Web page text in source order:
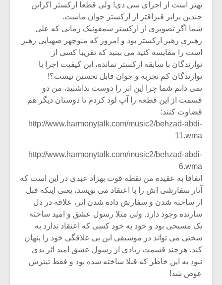
بهتر است از اجرای سی دی! ولی قطعا ارکستر اکراین
چندین برابر قبراقتر از ارکستر جوان ماست.
شما اگر تصویری از ارکستر سمفونیک زمانی که علی
رهبری رهبر ارکستر بود و امروز که منوچهر صهبایی رهبر
است را مقایسه کنید می بینید که تقریبا کسی از
نوازندگان با سابقه ارکستر نمانده، این کیفیت اجرا با
نوازندگان کم تجربه و جوان قابل تحسین نیست؟!
نمی دانم شما چرا این اثر را دوست نداشتید، من دو
قسمت از این قطعه را آپ لود کردم تا دوستان دیگر هم
قضاوت کنند:
http://www.harmonytalk.com/music2/behzad-abdi-
11.wma
http://www.harmonytalk.com/music2/behzad-abdi-
6.wma
اتفاقا به عقیده من نقطه قوت بهزاد عبدی در این است که
آثار سفارشی اش را با اعتقاد می نویسد، یعنی اینکه قبل
از ساخته شدن و سفارش داده شدن اثر، علاقه در دل
سازنده وجود دارد. ولی مثلا رسول عشق و امید ساخته
یک مسیحی بود و خود به خود کسی که اعتقاد ندارد به
سختی می تواند در موسیقی این بی علاقگی خود را پنهان
کند، هرچند قسمت زیادی از رسول عشق امید اثر بدی
نبود به این خاطر که قبلا ساخته شده بود و فقط تیترش
عوض شد!